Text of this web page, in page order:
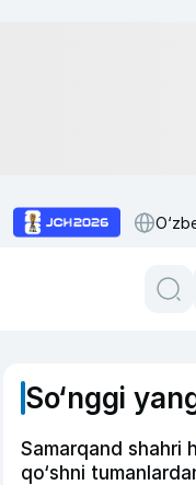
So‘nggi
Samarqand shahri
qo‘shni